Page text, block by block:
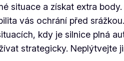
situace a získat extra
vás ochrání před
kdy je silnice plná
strategicky. Neplýtvejte